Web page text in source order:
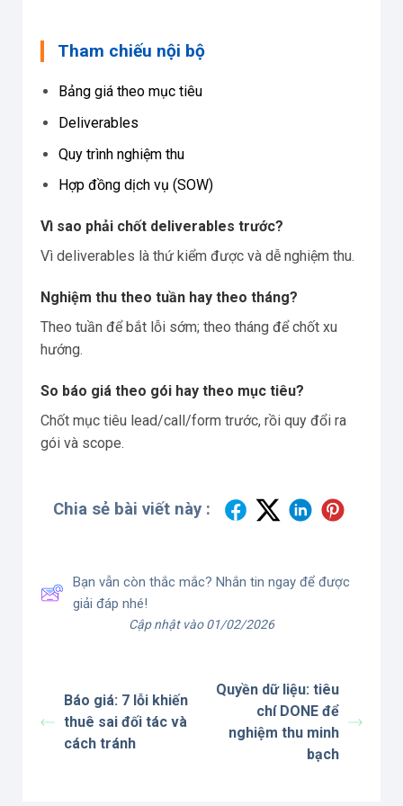
Tham chiếu nội bộ
Bảng giá theo mục tiêu
Deliverables
Quy trình nghiệm thu
Hợp đồng dịch vụ (SOW)
Vì sao phải chốt deliverables trước?
Vì deliverables là thứ kiểm được và dễ nghiệm thu.
Nghiệm thu theo tuần hay theo tháng?
Theo tuần để bắt lỗi sớm; theo tháng để chốt xu
hướng.
So báo giá theo gói hay theo mục tiêu?
Chốt mục tiêu lead/call/form trước, rồi quy đổi ra
gói và scope.
Chia sẻ bài viết này :
Bạn vẫn còn thắc mắc? Nhắn tin ngay để được
giải đáp nhé!
Cập nhật vào 01/02/2026
Báo giá: 7 lỗi khiến
thuê sai đối tác và
cách tránh
Quyền dữ liệu: tiêu
chí DONE để
nghiệm thu minh
bạch